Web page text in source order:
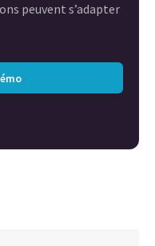
peuvent s’adapter